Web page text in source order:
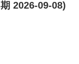
2026-09-08)